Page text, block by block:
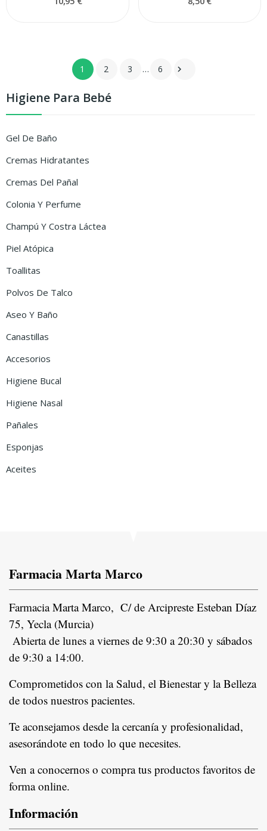
Higiene Para Bebé
Gel De Baño
Cremas Hidratantes
Cremas Del Pañal
Colonia Y Perfume
Champú Y Costra Láctea
Piel Atópica
Toallitas
Polvos De Talco
Aseo Y Baño
Canastillas
Accesorios
Higiene Bucal
Higiene Nasal
Pañales
Esponjas
Aceites
1 2 3 … 6 
Farmacia Marta Marco
Farmacia Marta Marco, C/ de Arcipreste Esteban Díaz
75, Yecla (Murcia)
Abierta de lunes a viernes de 9:30 a 20:30 y sábados
de 9:30 a 14:00.
Comprometidos con la Salud, el Bienestar y la Belleza
de todos nuestros pacientes.
Te aconsejamos desde la cercanía y profesionalidad,
asesorándote en todo lo que necesites.
Ven a conocernos o compra tus productos favoritos de
forma online.
Información